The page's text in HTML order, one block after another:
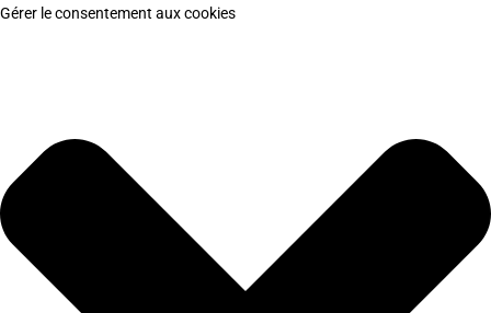
Gérer le consentement aux cookies